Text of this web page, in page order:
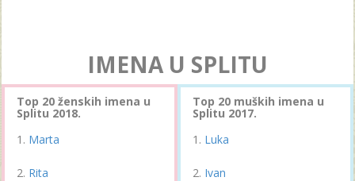
IMENA U SPLITU
Top 20 ženskih imena u
Splitu 2018.
Marta
Rita
Top 20 muških imena u
Splitu 2017.
Luka
Ivan